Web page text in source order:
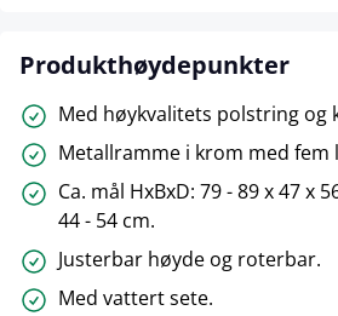
Produkthøydepunkter
Med høykvalitets polstring
Metallramme i krom med fem
Ca. mål HxBxD: 79 - 89 x 47 x
44 - 54 cm.
Justerbar høyde og roterbar.
Med vattert sete.